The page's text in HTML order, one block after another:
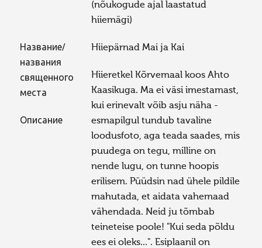
(nõukogude ajal laastatud
hiiemägi)
Название/
названия
священного
места
Hiiepärnad Mai ja Kai
Описание
Hiieretkel Kõrvemaal koos Ahto
Kaasikuga. Ma ei väsi imestamast,
kui erinevalt võib asju näha -
esmapilgul tundub tavaline
loodusfoto, aga teada saades, mis
puudega on tegu, milline on
nende lugu, on tunne hoopis
erilisem. Püüdsin nad ühele pildile
mahutada, et aidata vahemaad
vähendada. Neid ju tõmbab
teineteise poole! "Kui seda põldu
ees ei oleks...". Esiplaanil on